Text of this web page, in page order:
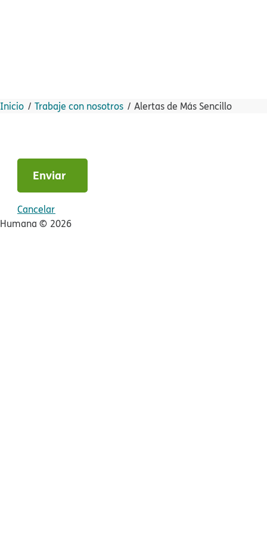
Inicio​​ Trabaje con nosotros​​ Alertas de Más Sencillo​​
Enviar​​
Cancelar​​
Humana ©​​ 2026​​